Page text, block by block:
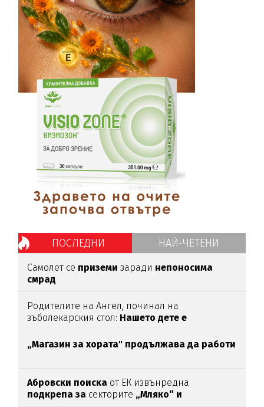
ПОСЛЕДНИ НАЙ-ЧЕТЕНИ
Самолет се приземи заради непоносима
смрад
Родителите на Ангел, починал на
зъболекарския стол: Нашето дете е
антидотътнаупойката
„Магазин за хората" продължава да работи
Абровски поиска от ЕК извънредна
подкрепа за секторите „Мляко“ и